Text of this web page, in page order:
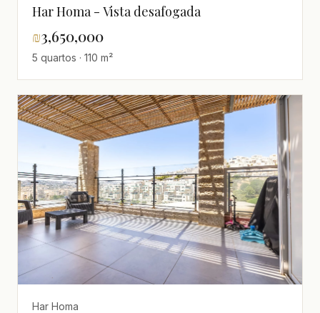
Har Homa - Vista desafogada
₪3,650,000
5 quartos · 110 m²
Har Homa